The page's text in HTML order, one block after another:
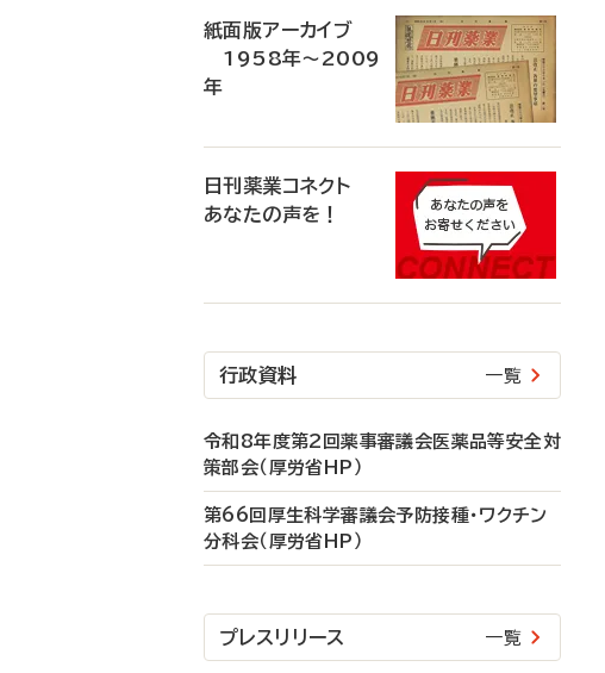
紙面版アーカイブ
1958年～2009
年
日刊薬業コネクト
あなたの声を！
行政資料 一覧
令和8年度第2回薬事審議会医薬品等安全対
策部会（厚労省HP）
第66回厚生科学審議会予防接種・ワクチン
分科会（厚労省HP）
プレスリリース 一覧